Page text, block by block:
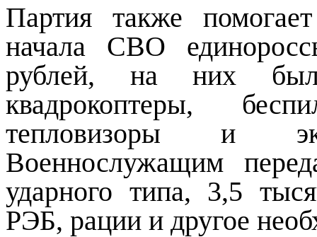
Партия также
начала СВО
рублей, на них
квадрокоптеры,
тепловизоры и
Военнослужащим
ударного типа, 3,5
РЭБ, рации и другое